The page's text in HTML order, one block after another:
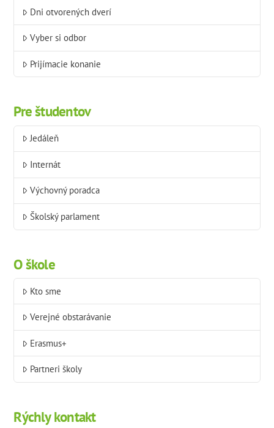
Dni otvorených dverí
Vyber si odbor
Prijímacie konanie
Pre študentov
Jedáleň
Internát
Výchovný poradca
Školský parlament
O škole
Kto sme
Verejné obstarávanie
Erasmus+
Partneri školy
Rýchly kontakt